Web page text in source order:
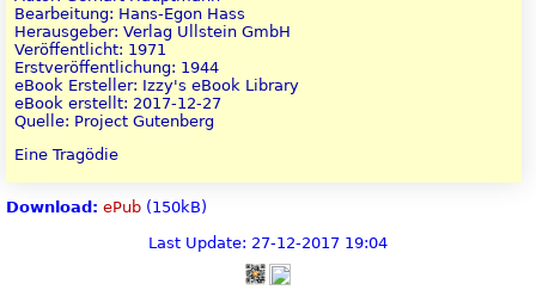
Bearbeitung: Hans-Egon Hass
Herausgeber: Verlag Ullstein GmbH
Veröffentlicht: 1971
Erstveröffentlichung: 1944
eBook Ersteller: Izzy's eBook Library
eBook erstellt: 2017-12-27
Quelle: Project Gutenberg
Eine Tragödie
Download: ePub (150kB)
Last Update: 27-12-2017 19:04